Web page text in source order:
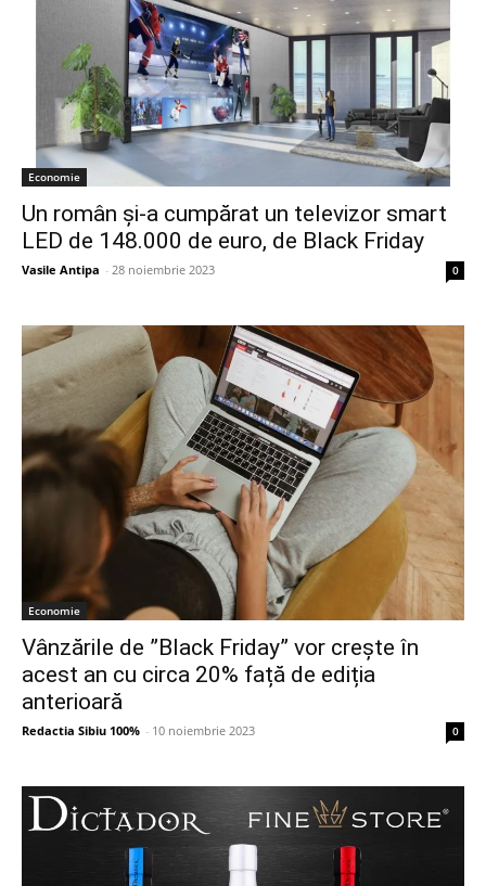
Economie
Un român și-a cumpărat un televizor smart
LED de 148.000 de euro, de Black Friday
Vasile Antipa - 28 noiembrie 2023 0
Economie
Vânzările de ”Black Friday” vor crește în
acest an cu circa 20% față de ediția
anterioară
Redactia Sibiu 100% - 10 noiembrie 2023 0